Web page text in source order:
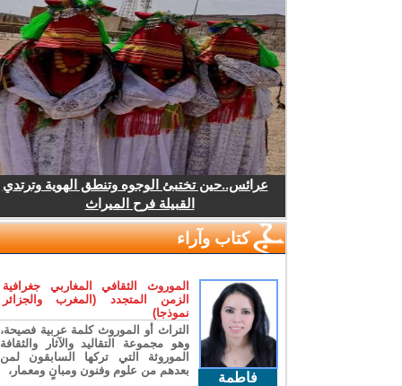
عرائس..حين تختبئ الوجوه وتنطق الهوية وترتدي
القبيلة فرح الميراث
كتاب وآراء
فاطمة
الموروث الثقافي المغاربي جغرافية
الزمن المتجدد (المغرب والجزائر
نموذجا)
التراث أو الموروث كلمة عربية فصيحة،
وهو مجموعة التقاليد والآثار والثقافة
الموروثة التي تركها السابقون لمن
بعدهم من علوم وفنون ومبانٍ ومعمار،